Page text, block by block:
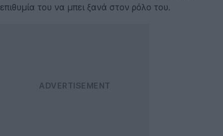
επιθυμία του να μπει ξανά στον ρόλο του.